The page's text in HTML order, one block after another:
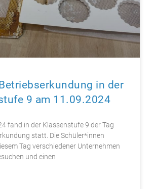
in der
9 am 11.09.2024
fand in der Klassenstufe 9 der Tag
statt. Die Schüler*innen
Tag verschiedener Unternehmen
und einen